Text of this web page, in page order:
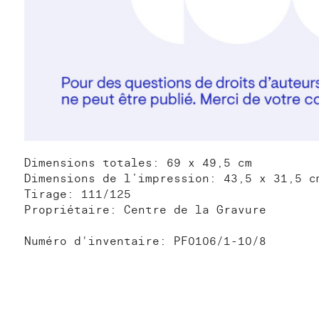
Dimensions totales: 69 x 49,5 cm
Dimensions de l’impression: 43,5 x 31,5
Tirage: 111/125
Propriétaire: Centre de la Gravure
Numéro d'inventaire: PF0106/1-10/8